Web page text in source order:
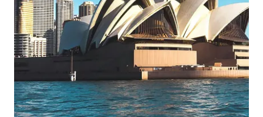
Sobre nosotros
Quiénes somos
Trabajos